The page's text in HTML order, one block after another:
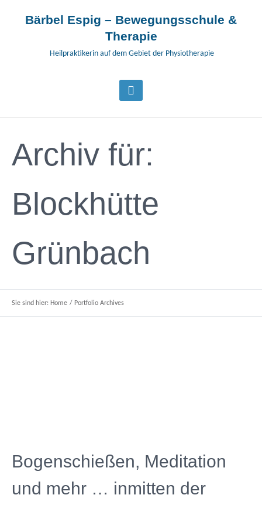
Bärbel Espig – Bewegungsschule &
Therapie
Heilpraktikerin auf dem Gebiet der Physiotherapie
Archiv für:
Blockhütte
Grünbach
Sie sind hier: Home / Portfolio Archives
Bogenschießen, Meditation
und mehr … inmitten der